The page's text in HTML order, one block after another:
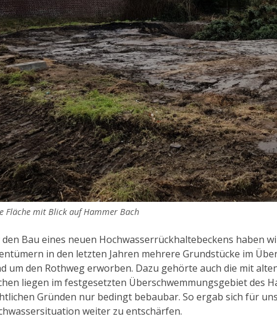
Fläche mit Blick auf Hammer Bach
den Bau eines neuen Hochwasserrückhaltebeckens haben
in den letzten Jahren mehrere Grundstücke im
um den Rothweg erworben. Dazu gehörte auch die mit
liegen im festgesetzten Überschwemmungsgebiet des
Gründen nur bedingt bebaubar. So ergab sich für
weiter zu entschärfen.